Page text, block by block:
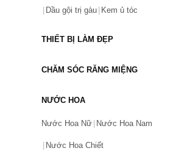
Dầu gội trị gàu Kem ủ tóc
THIẾT BỊ LÀM ĐẸP
CHĂM SÓC RĂNG MIỆNG
NƯỚC HOA
Nước Hoa Nữ Nước Hoa Nam
Nước Hoa Chiết